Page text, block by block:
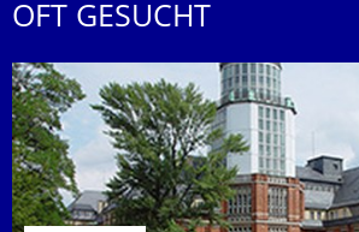
OFT GESUCHT